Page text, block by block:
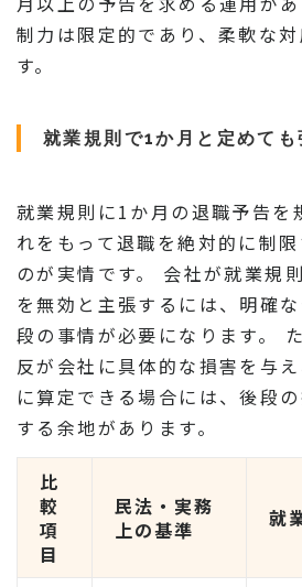
制力は限定的であり、柔軟な
す。
就業規則で1か月と定めて
就業規則に1か月の退職予告を
れをもって退職を絶対的に制
のが実情です。 会社が就業規
を無効と主張するには、明確
段の事情が必要になります。
反が会社に具体的な損害を与
に算定できる場合には、後段
する余地があります。
比
較
項
目
民法・実務
上の基準
就